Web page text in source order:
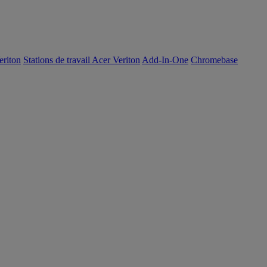
Stations de travail Acer Veriton Add-In-One Chromebase